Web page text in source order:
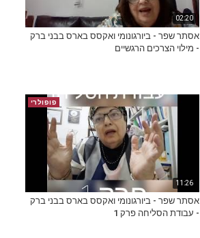
02:20
אסתר שפר - ביורגונומי ואקסס בארס בבני ברק
- מילוי הצרכים הרגשיים
11:26
פופולרי
אסתר שפר - ביורגונומי ואקסס בארס בבני ברק
- עבודת הסליחה פרק 1